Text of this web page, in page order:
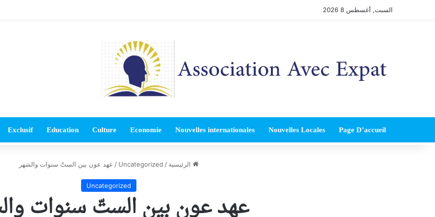
السبت, أغسطس 8 2026
Page D’accueil
Nouvelles Locales
Nouvelles internationales
Economie
Culture
Education
Exclusif
الرئيسية /
Uncategorized
/ عهد عون بين الستّ سنوات والشهر
Uncategorized
عهد عون بين الستّ سنوات